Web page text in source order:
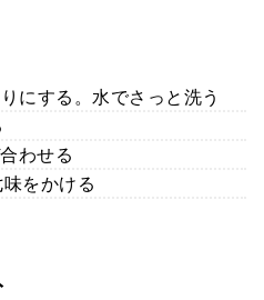
にする。水でさっと洗う
わせる
をかける